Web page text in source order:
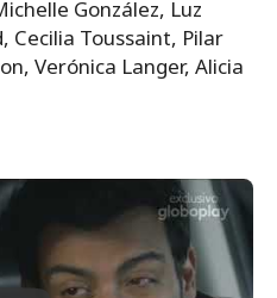
González, Luz
Cecilia Toussaint, Pilar
Verónica Langer, Alicia